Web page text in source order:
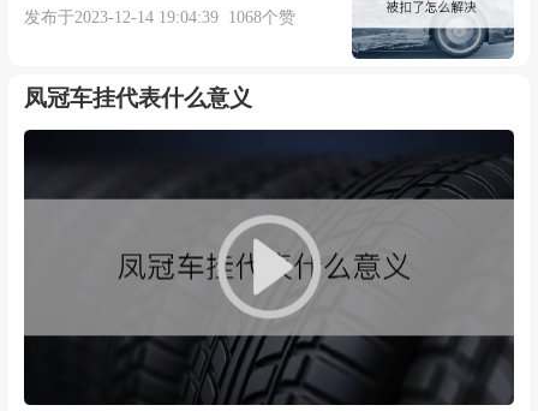
发布于2023-12-14 19:04:39 1068个赞
凤冠车挂代表什么意义